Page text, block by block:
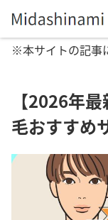
※本サイトの記事
【2026年
毛おすすめ